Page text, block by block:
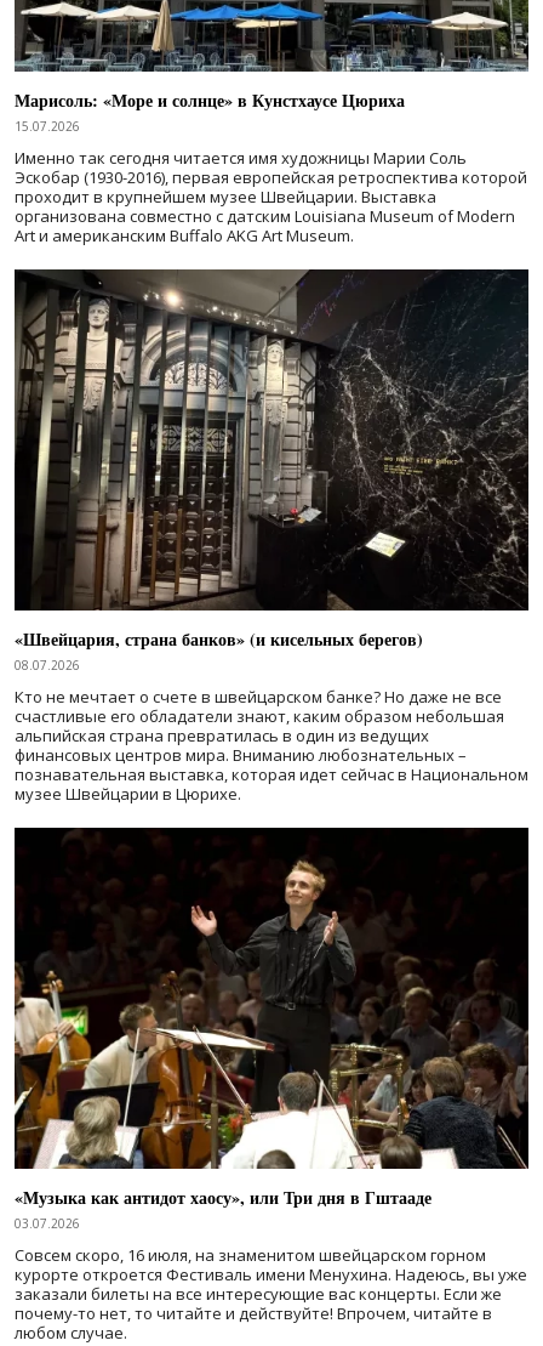
Марисоль: «Море и солнце» в Кунстхаусе Цюриха
15.07.2026
Именно так сегодня читается имя художницы Марии Соль
Эскобар (1930-2016), первая европейская ретроспектива которой
проходит в крупнейшем музее Швейцарии. Выставка
организована совместно с датским Louisiana Museum of Modern
Art и американским Buffalo AKG Art Museum.
«Швейцария, страна банков» (и кисельных берегов)
08.07.2026
Кто не мечтает о счете в швейцарском банке? Но даже не все
счастливые его обладатели знают, каким образом небольшая
альпийская страна превратилась в один из ведущих
финансовых центров мира. Вниманию любознательных –
познавательная выставка, которая идет сейчас в Национальном
музее Швейцарии в Цюрихе.
«Музыка как антидот хаосу», или Три дня в Гштааде
03.07.2026
Совсем скоро, 16 июля, на знаменитом швейцарском горном
курорте откроется Фестиваль имени Менухина. Надеюсь, вы уже
заказали билеты на все интересующие вас концерты. Если же
почему-то нет, то читайте и действуйте! Впрочем, читайте в
любом случае.